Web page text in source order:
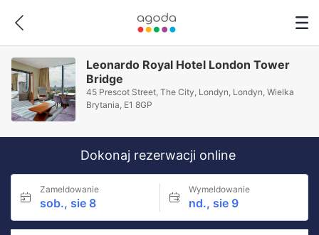
Leonardo Royal Hotel London Tower
Bridge
45 Prescot Street, The City, Londyn, Londyn, Wielka
Brytania, E1 8GP
Dokonaj rezerwacji online
Zameldowanie
sob., sie 8
Wymeldowanie
nd., sie 9